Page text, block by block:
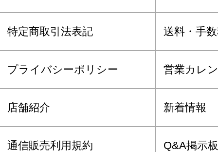
特定商取引法表記 送料・手
プライバシーポリシー 営業カレ
店舗紹介 新着情報
通信販売利用規約 Q&A掲示板